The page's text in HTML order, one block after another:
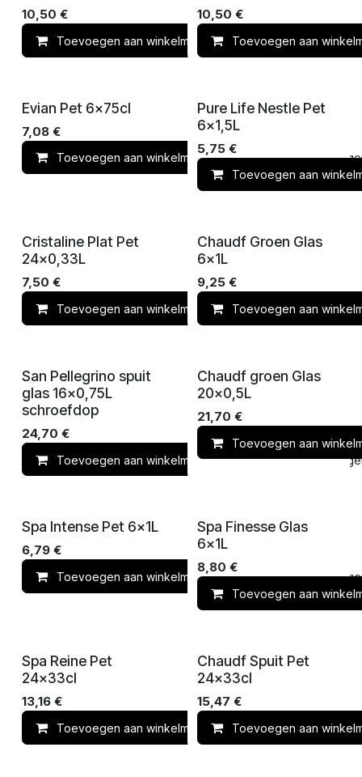
10,50 €
Toevoegen aan winkelmandje
10,50 €
Toevoegen aan
Evian Pet 6x75cl
7,08 €
Toevoegen aan winkelmandje
Pure Life Nestle Pet
6x1,5L
5,75€
Toevoegen aan
Cristaline Plat Pet
24x0,33L
7,50 €
Toevoegen aan winkelmandje
Chaudf Groen Glas
6x1L
9,25€
Toevoegen aan
San Pellegrino spuit
glas 16x0,75L
schroefdop
24,70 €
Toevoegen aan winkelmandje
Chaudf groen Glas
20x0,5L
21,70 €
Toevoegen aan
Spa Intense Pet 6x1L
6,79 €
Toevoegen aan winkelmandje
Spa Finesse Glas
6x1L
8,80 €
Toevoegen aan
Spa Reine Pet
24x33cl
13,16 €
Toevoegen aan winkelmandje
Chaudf Spuit Pet
24x33cl
15,47 €
Toevoegen aan